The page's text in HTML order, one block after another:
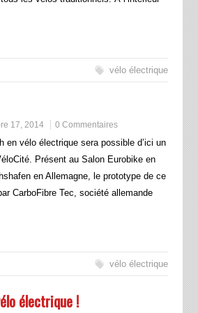
vélo électrique
17, 2014 0 Commentaires
en vélo électrique sera possible d’ici un
Présent au Salon Eurobike en
en Allemagne, le prototype de ce
CarboFibre Tec, société allemande
vélo électrique
électrique !